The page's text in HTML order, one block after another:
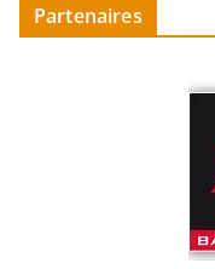
Partenaires